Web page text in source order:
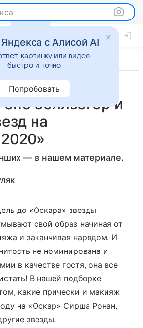
успеха
Зеллвегер и
на
— в нашем материале.
до «Оскара» звезды
свой образ начиная от
и заканчивая нарядом. И
не номинирована и
в качестве гостя, она все
В нашей подборке
какие прически и макияж
на «Оскар» Сирша Ронан,
звезды.
с Алисой AI
картинку или видео —
быстро и точно
Попробовать